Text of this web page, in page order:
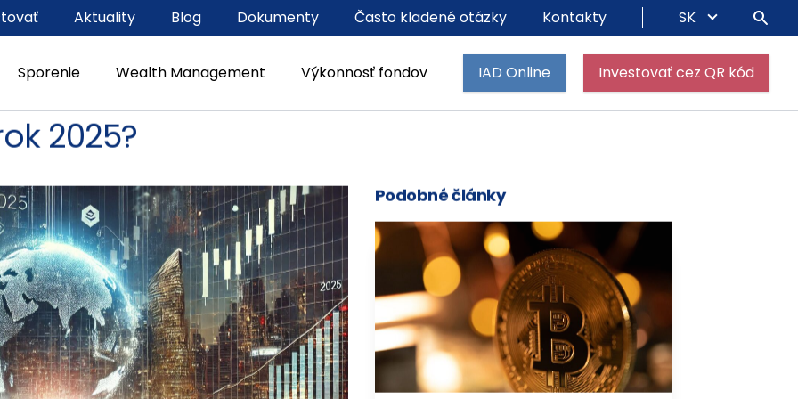
Sporenie Wealth Management Výkonnosť fondov IAD Online Investovať cez QR kód
Aktuality Blog Dokumenty Často kladené otázky Kontakty SK
2025?
Podobné články